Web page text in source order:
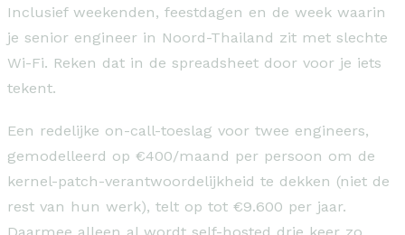
Inclusief weekenden, feestdagen en de week waarin
je senior engineer in Noord-Thailand zit met slechte
Wi-Fi. Reken dat in de spreadsheet door voor je iets
tekent.
Een redelijke on-call-toeslag voor twee engineers,
gemodelleerd op €400/maand per persoon om de
kernel-patch-verantwoordelijkheid te dekken (niet de
rest van hun werk), telt op tot €9.600 per jaar.
Daarmee alleen al wordt self-hosted drie keer zo